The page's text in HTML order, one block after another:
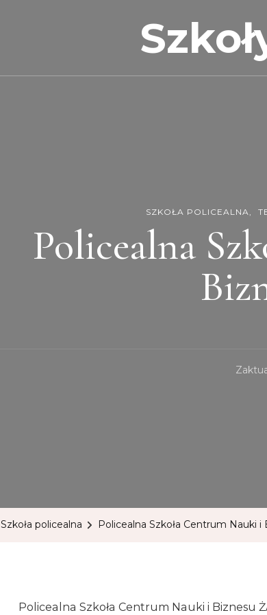
SZKOŁA POLICEALNA
Policealna
Szkoła policealna Policealna Szkoła Centrum Nauki i
Policealna Szkoła Centrum Nauki i Biznesu